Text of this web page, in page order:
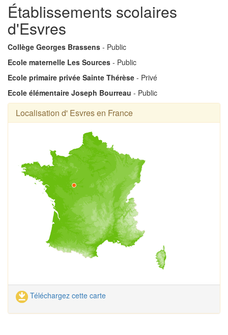
Établissements scolaires
d'Esvres
Collège Georges Brassens - Public
Ecole maternelle Les Sources - Public
Ecole primaire privée Sainte Thérèse - Privé
Ecole élémentaire Joseph Bourreau - Public
Localisation d' Esvres en France
Téléchargez cette carte